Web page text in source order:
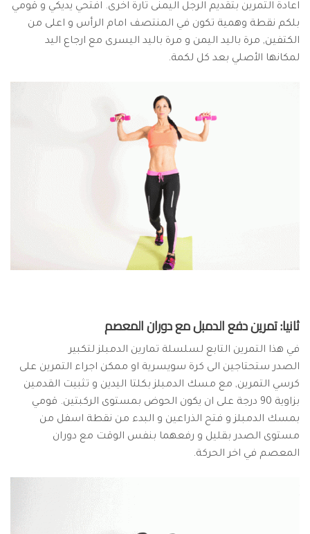
اعادة التمرين بتقديم الرجل اليمنى تارة اخرى. افتحي يديكي و قومي
بلكم نقطة وهمية تكون في المنتصف امام الرأس و اعلى من
الكتفين, مرة باليد اليمن و مرة باليد اليسرى مع ارجاع اليد
لمكانها الأصلي بعد كل لكمة.
ثانيا: تمرين دفع الدمبل مع دوران المعصم
في هذا التمرين التابع لسلسلة تمارين الدمبلز لتكبير
الصدر ستحتاجين الى كرة سويسرية او ممكن اجراء التمرين على
كرسي التمرين, مع مسك الدمبلز بكلتا اليدين و تثبيت القدمين
بزاوية 90 درجة على ان يكون الحوض بمستوى الركبتين. قومي
بمسك الدمبلز و فتح الذراعين و البدء من نقطة اسفل من
مستوى الصدر بقليل و رفعهما بنفس الوقت مع دوران
المعصم في اخر الحركة.